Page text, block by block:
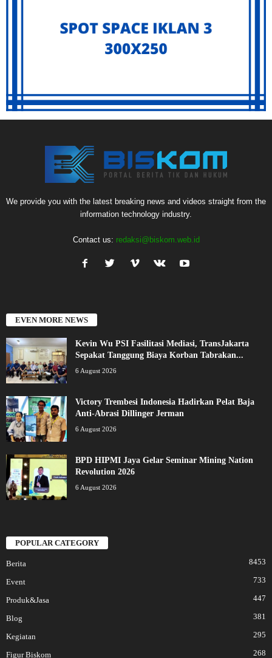
We provide you with the latest breaking news and videos straight from the
information technology industry.
Contact us: redaksi@biskom.web.id
EVEN MORE NEWS
Kevin Wu PSI Fasilitasi Mediasi, TransJakarta
Sepakat Tanggung Biaya Korban Tabrakan...
6 August 2026
Victory Trembesi Indonesia Hadirkan Pelat Baja
Anti-Abrasi Dillinger Jerman
6 August 2026
BPD HIPMI Jaya Gelar Seminar Mining Nation
Revolution 2026
6 August 2026
POPULAR CATEGORY
Berita 8453
Event 733
Produk&Jasa 447
Blog 381
Kegiatan 295
Figur Biskom 268